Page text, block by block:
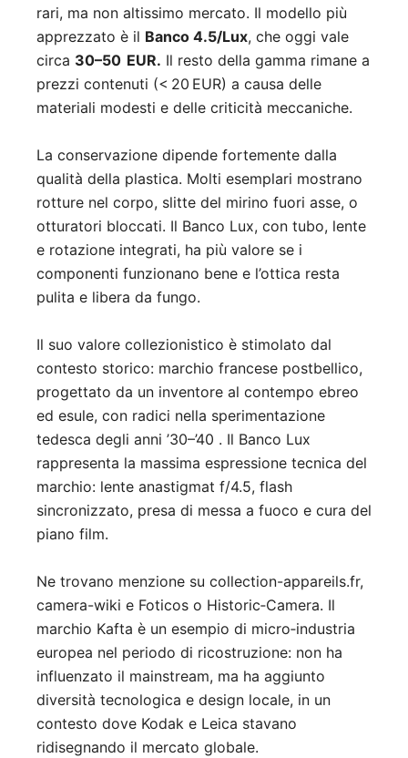
rari, ma non altissimo mercato. Il modello più
apprezzato è il Banco 4.5/Lux, che oggi vale
circa 30–50 EUR. Il resto della gamma rimane a
prezzi contenuti (< 20 EUR) a causa delle
materiali modesti e delle criticità meccaniche.
La conservazione dipende fortemente dalla
qualità della plastica. Molti esemplari mostrano
rotture nel corpo, slitte del mirino fuori asse, o
otturatori bloccati. Il Banco Lux, con tubo, lente
e rotazione integrati, ha più valore se i
componenti funzionano bene e l’ottica resta
pulita e libera da fungo.
Il suo valore collezionistico è stimolato dal
contesto storico: marchio francese postbellico,
progettato da un inventore al contempo ebreo
ed esule, con radici nella sperimentazione
tedesca degli anni ’30–’40 . Il Banco Lux
rappresenta la massima espressione tecnica del
marchio: lente anastigmat f/4.5, flash
sincronizzato, presa di messa a fuoco e cura del
piano film.
Ne trovano menzione su collection-appareils.fr,
camera-wiki e Foticos o Historic‑Camera. Il
marchio Kafta è un esempio di micro‑industria
europea nel periodo di ricostruzione: non ha
influenzato il mainstream, ma ha aggiunto
diversità tecnologica e design locale, in un
contesto dove Kodak e Leica stavano
ridisegnando il mercato globale.